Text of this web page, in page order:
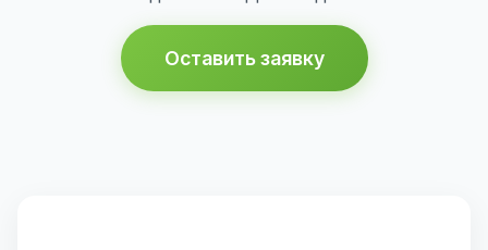
Оставить заявку